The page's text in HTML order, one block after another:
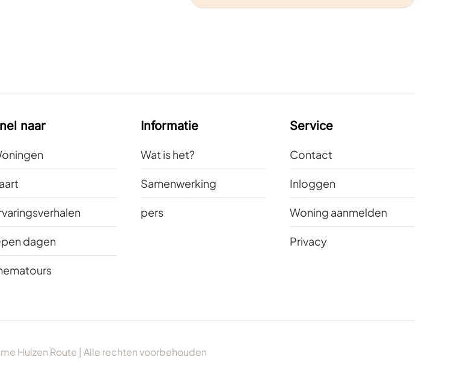
naar
dagen
Informatie
Wat is het?
Samenwerking
pers
Service
Contact
Inloggen
Woning aanmelden
Privacy
Huizen Route | Alle rechten voorbehouden